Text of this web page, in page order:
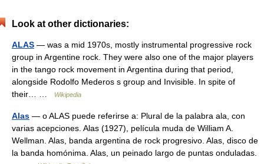
Look at other dictionaries:
ALAS — was a mid 1970s, mostly instrumental progressive rock
group in Argentine rock. They were also one of the major players
in the tango rock movement in Argentina during that period,
alongside Rodolfo Mederos s group and Invisible. In spite of
their… …
Wikipedia
Alas — o ALAS puede referirse a: Plural de la palabra ala, con
varias acepciones. Alas (1927), película muda de William A.
Wellman. Alas, banda argentina de rock progresivo. Alas, disco de
la banda homónima. Alas, un peinado largo de puntas onduladas.